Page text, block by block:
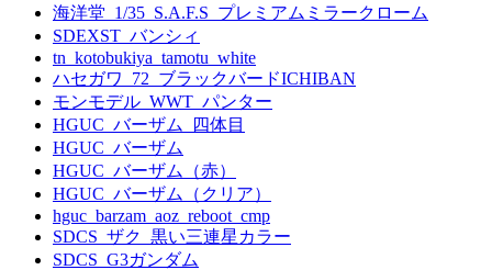
海洋堂_1/35_S.A.F.S_プレミアムミラークローム
SDEXST_バンシィ
tn_kotobukiya_tamotu_white
ハセガワ_72_ブラックバードICHIBAN
モンモデル_WWT_パンター
HGUC_バーザム_四体目
HGUC_バーザム
HGUC_バーザム（赤）
HGUC_バーザム（クリア）
hguc_barzam_aoz_reboot_cmp
SDCS_ザク_黒い三連星カラー
SDCS_G3ガンダム